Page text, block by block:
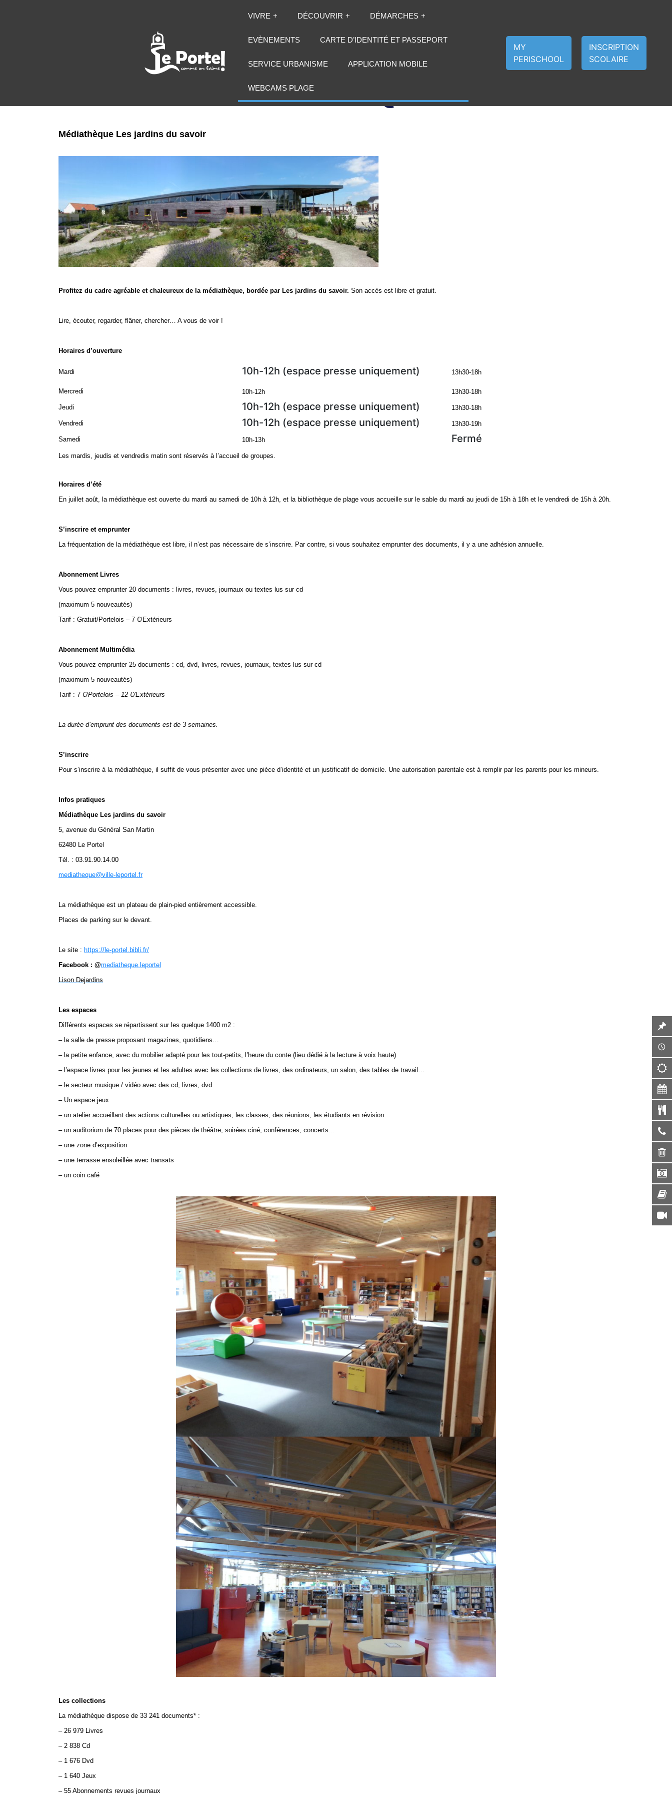
VIVRE DÉCOUVRIR DÉMARCHES
EVÈNEMENTS CARTE D’IDENTITÉ ET PASSEPORT
SERVICE URBANISME APPLICATION MOBILE
WEBCAMS PLAGE
MY
PERISCHOOL
INSCRIPTION
SCOLAIRE
MÉDIATHÈQUE
Médiathèque Les jardins du savoir
Profitez du cadre agréable et chaleureux de la médiathèque, bordée par Les jardins du savoir. Son accès est libre et gratuit.
Lire, écouter, regarder, flâner, chercher… A vous de voir !
Horaires d’ouverture
Mardi 10h-12h (espace presse uniquement) 13h30-18h
Mercredi 10h-12h 13h30-18h
Jeudi 10h-12h (espace presse uniquement) 13h30-18h
Vendredi 10h-12h (espace presse uniquement) 13h30-19h
Samedi 10h-13h Fermé
Les mardis, jeudis et vendredis matin sont réservés à l’accueil de groupes.
Horaires d’été
En juillet août, la médiathèque est ouverte du mardi au samedi de 10h à 12h, et la bibliothèque de plage vous accueille sur le sable du mardi au jeudi de 15h à 18h et le vendredi de 15h à 20h.
S’inscrire et emprunter
La fréquentation de la médiathèque est libre, il n’est pas nécessaire de s’inscrire. Par contre, si vous souhaitez emprunter des documents, il y a une adhésion annuelle.
Abonnement Livres
Vous pouvez emprunter 20 documents : livres, revues, journaux ou textes lus sur cd
(maximum 5 nouveautés)
Tarif : Gratuit/Portelois – 7 €/Extérieurs
Abonnement Multimédia
Vous pouvez emprunter 25 documents : cd, dvd, livres, revues, journaux, textes lus sur cd
(maximum 5 nouveautés)
Tarif : 7 €/Portelois – 12 €/Extérieurs
La durée d’emprunt des documents est de 3 semaines.
S’inscrire
Pour s’inscrire à la médiathèque, il suffit de vous présenter avec une pièce d’identité et un justificatif de domicile. Une autorisation parentale est à remplir par les parents pour les mineurs.
Infos pratiques
Médiathèque Les jardins du savoir
5, avenue du Général San Martin
62480 Le Portel
Tél. : 03.91.90.14.00
mediatheque@ville-leportel.fr
La médiathèque est un plateau de plain-pied entièrement accessible.
Places de parking sur le devant.
Le site : https://le-portel.bibli.fr/
Facebook : @mediatheque.leportel
Lison Dejardins
Les espaces
Différents espaces se répartissent sur les quelque 1400 m2 :
– la salle de presse proposant magazines, quotidiens…
– la petite enfance, avec du mobilier adapté pour les tout-petits, l’heure du conte (lieu dédié à la lecture à voix haute)
– l’espace livres pour les jeunes et les adultes avec les collections de livres, des ordinateurs, un salon, des tables de travail…
– le secteur musique / vidéo avec des cd, livres, dvd
– Un espace jeux
– un atelier accueillant des actions culturelles ou artistiques, les classes, des réunions, les étudiants en révision…
– un auditorium de 70 places pour des pièces de théâtre, soirées ciné, conférences, concerts…
– une zone d’exposition
– une terrasse ensoleillée avec transats
– un coin café
Les collections
La médiathèque dispose de 33 241 documents* :
– 26 979 Livres
– 2 838 Cd
– 1 676 Dvd
– 1 640 Jeux
– 55 Abonnements revues journaux